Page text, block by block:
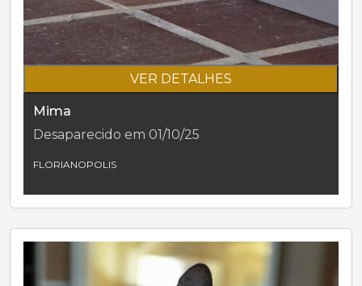
VER DETALHES
Mima
Desaparecido em 01/10/25
FLORIANOPOLIS